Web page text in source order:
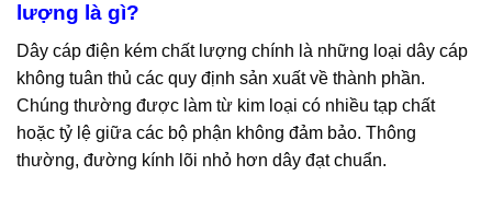
lượng là gì?
Dây cáp điện kém chất lượng chính là những loại dây cáp
không tuân thủ các quy định sản xuất về thành phần.
Chúng thường được làm từ kim loại có nhiều tạp chất
hoặc tỷ lệ giữa các bộ phận không đảm bảo. Thông
thường, đường kính lõi nhỏ hơn dây đạt chuẩn.